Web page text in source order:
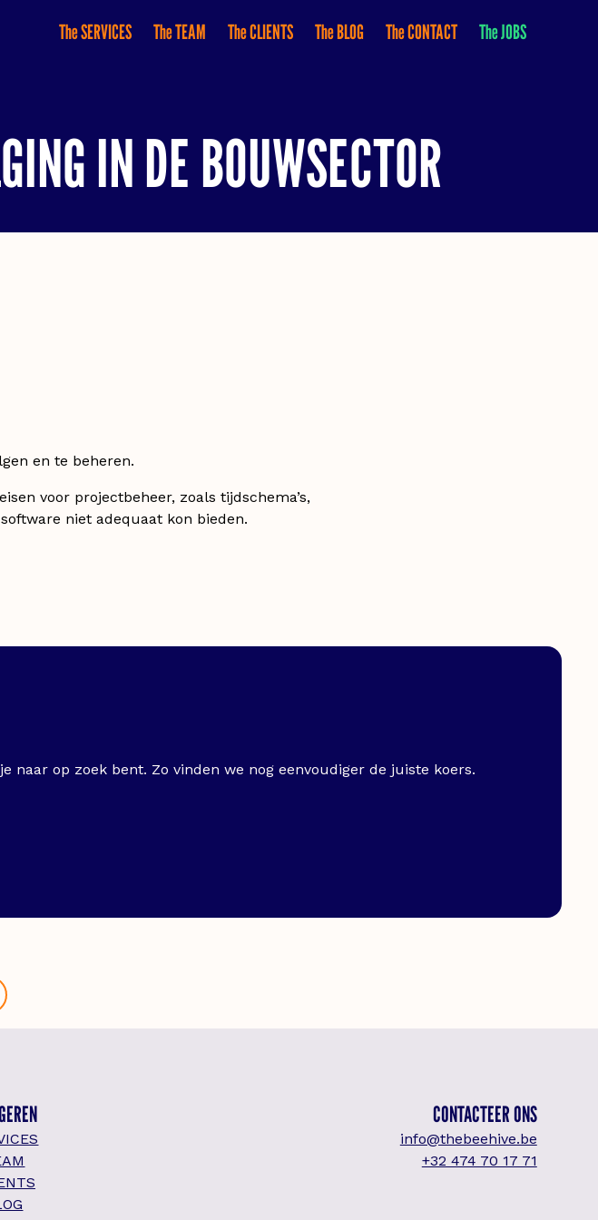
The SERVICES The TEAM The CLIENTS The BLOG The CONTACT The JOBS
IN DE BOUWSECTOR
en te beheren.
voor projectbeheer, zoals tijdschema’s,
niet adequaat kon bieden.
op zoek bent. Zo vinden we nog eenvoudiger de juiste koers.
CONTACTEER ONS
info@thebeehive.be
+32 474 70 17 71